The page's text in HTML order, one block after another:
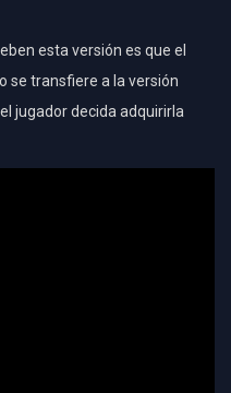
esta versión es que el
se transfiere a la versión
jugador decida adquirirla